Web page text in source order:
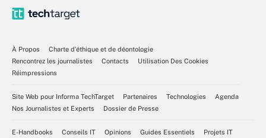
À Propos
Charte d’éthique et de déontologie
Rencontrez les journalistes
Contacts
Utilisation Des Cookies
Réimpressions
Site Web pour Informa TechTarget Partenaires Technologies
Agenda
Nos Journalistes et Experts
Dossier de Presse
E-Handbooks Conseils IT Opinions Guides Essentiels Projets IT